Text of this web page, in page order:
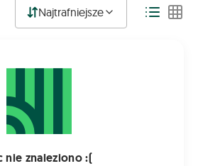
Najtrafniejsze
nie znaleziono :(